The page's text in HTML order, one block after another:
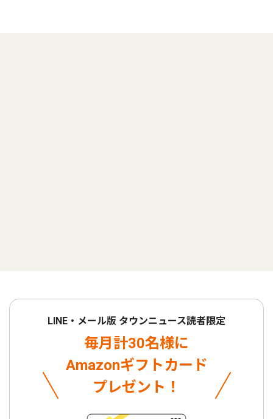
LINE・メール版 タウンニュース読者限定
毎月計30名様に
Amazonギフトカード
プレゼント！